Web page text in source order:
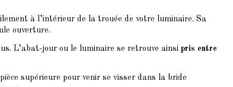
à l’intérieur de la trouée de votre luminaire. Sa
ouverture.
L’abat-jour ou le luminaire se retrouve ainsi pris entre
supérieure pour venir se visser dans la bride